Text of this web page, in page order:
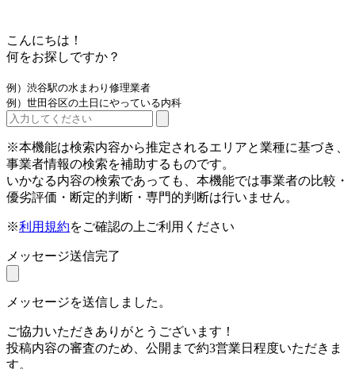
こんにちは！
何をお探しですか？
例）渋谷駅の水まわり修理業者
例）世田谷区の土日にやっている内科
※本機能は検索内容から推定されるエリアと業種に基づき、
事業者情報の検索を補助するものです。
いかなる内容の検索であっても、本機能では事業者の比較・
優劣評価・断定的判断・専門的判断は行いません。
※利用規約をご確認の上ご利用ください
メッセージ送信完了
メッセージを送信しました。
ご協力いただきありがとうございます！
投稿内容の審査のため、公開まで約3営業日程度いただきま
す。